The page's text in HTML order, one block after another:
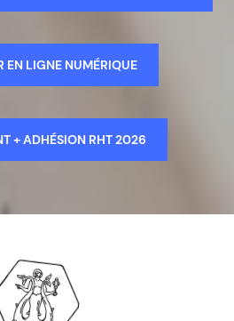
EN LIGNE NUMÉRIQUE
+ ADHÉSION RHT 2026